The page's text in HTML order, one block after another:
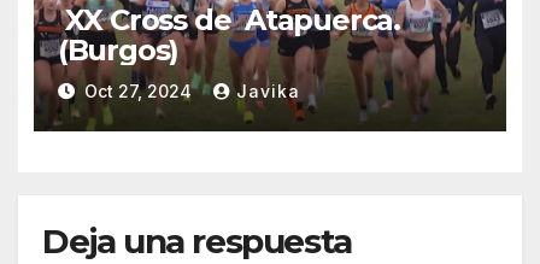
XX Cross de Atapuerca.
(Burgos)
Oct 27, 2024 Javika
Deja una respuesta